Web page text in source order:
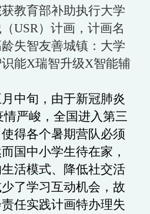
教育部补助执行大学
USR）计画，计画名
失智友善城镇：大学
能X瑞智升级X智能辅
中旬，由于新冠肺炎
情严峻，全国进入第三
得各个暑期营队必须
国中小学生待在家，
活模式、降低社交活
了学习互动机会，故
任实践计画特办理失